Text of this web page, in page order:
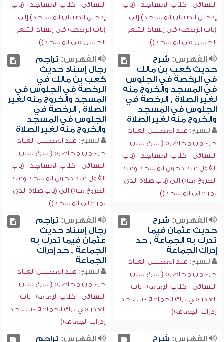
النسائي - كتاب المساجد - (باب
إدخال الصبيان المساجد) إلى
(باب الرخصة في إنشاد الشعر
الحسن في المسجد))
النسائي - كتاب المساجد - (باب
إدخال الصبيان المساجد) إلى
(باب الرخصة في إنشاد الشعر
الحسن في المسجد))
الفهرس: شرح
حديث كعب بن مالك
في الرخصة في الجلوس
في المسجد والخروج منه
لغير الصلاة , الرخصة في
الجلوس في المسجد
والخروج منه لغير الصلاة
للشيخ: عبد المحسن العباد
جزء من محاضرة ( شرح سنن
النسائي - كتاب المساجد - (باب
القول عند دخول المسجد وعند
الخروج منه) إلى (باب صلاة الذي
يمر على المسجد))
الفهرس: تراجم
رجال إسناد حديث
كعب بن مالك في
الرخصة في الجلوس في
المسجد والخروج منه لغير
الصلاة , الرخصة في
الجلوس في المسجد
والخروج منه لغير الصلاة
للشيخ: عبد المحسن العباد
جزء من محاضرة ( شرح سنن
النسائي - كتاب المساجد - (باب
القول عند دخول المسجد وعند
الخروج منه) إلى (باب صلاة الذي
يمر على المسجد))
الفهرس: شرح
حديث عثمان فيما
تدرك به الجماعة , حد
إدراك الجماعة
للشيخ: عبد المحسن العباد
جزء من محاضرة ( شرح سنن
النسائي - كتاب الإمامة - باب
العذر في ترك الجماعة - باب حد
إدراك الجماعة)
الفهرس: تراجم
رجال إسناد حديث
عثمان فيما تدرك به
الجماعة , حد إدراك
الجماعة
للشيخ: عبد المحسن العباد
جزء من محاضرة ( شرح سنن
النسائي - كتاب الإمامة - باب
العذر في ترك الجماعة - باب حد
إدراك الجماعة)
الفهرس: شرح الفهرس: تراجم